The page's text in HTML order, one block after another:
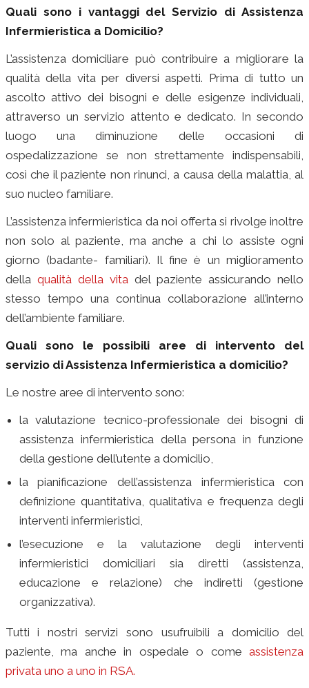
Quali sono i vantaggi del Servizio di Assistenza
Infermieristica a Domicilio?
L’assistenza domiciliare può contribuire a migliorare la
qualità della vita per diversi aspetti. Prima di tutto un
ascolto attivo dei bisogni e delle esigenze individuali,
attraverso un servizio attento e dedicato. In secondo
luogo una diminuzione delle occasioni di
ospedalizzazione se non strettamente indispensabili,
così che il paziente non rinunci, a causa della malattia, al
suo nucleo familiare.
L’assistenza infermieristica da noi offerta si rivolge inoltre
non solo al paziente, ma anche a chi lo assiste ogni
giorno (badante- familiari). Il fine è un miglioramento
della qualità della vitadel paziente assicurando nello
stesso tempo una continua collaborazione all’interno
dell’ambiente familiare.
Quali sono le possibili aree di intervento del
servizio di Assistenza Infermieristica a domicilio?
Le nostre aree di intervento sono:
la valutazione tecnico-professionale dei bisogni di
assistenza infermieristica della persona in funzione
della gestione dell’utente a domicilio,
la pianificazione dell’assistenza infermieristica con
definizione quantitativa, qualitativa e frequenza degli
interventi infermieristici,
l’esecuzione e la valutazione degli interventi
infermieristici domiciliari sia diretti (assistenza,
educazione e relazione) che indiretti (gestione
organizzativa).
Tutti i nostri servizi sono usufruibili a domicilio del
paziente, ma anche in ospedale o come assistenza
privata uno a uno in RSA.